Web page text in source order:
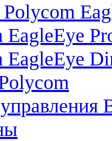
EagleEye
EagleEye